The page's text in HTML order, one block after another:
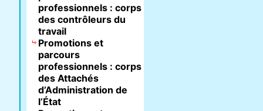
professionnels : corps
des contrôleurs du
travail
Promotions et
parcours
professionnels : corps
des Attachés
d’Administration de
l’État